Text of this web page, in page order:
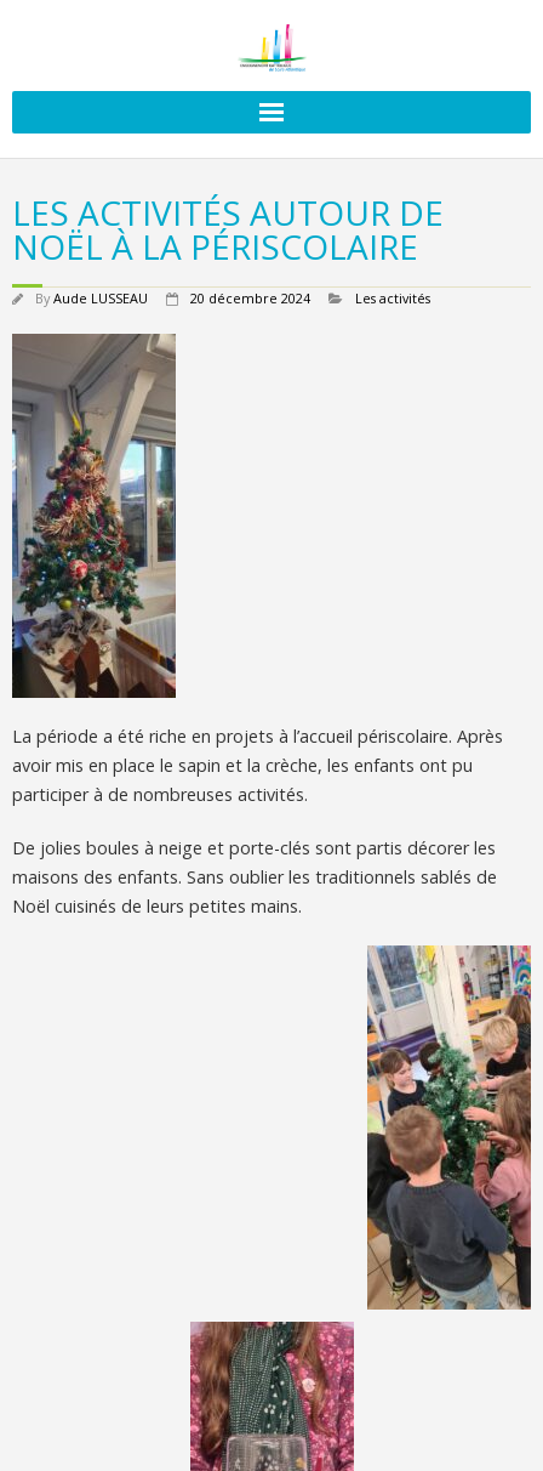
LES ACTIVITÉS AUTOUR DE
NOËL À LA PÉRISCOLAIRE
ByAude LUSSEAU 20 décembre 2024 Les activités
La période a été riche en projets à l’accueil périscolaire. Après
avoir mis en place le sapin et la crèche, les enfants ont pu
participer à de nombreuses activités.
De jolies boules à neige et porte-clés sont partis décorer les
maisons des enfants. Sans oublier les traditionnels sablés de
Noël cuisinés de leurs petites mains.